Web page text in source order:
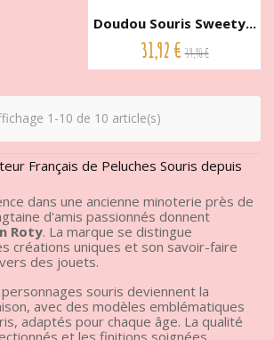
Doudou Souris Sweety...
31,92 € 39,90 €
1-10 de 10 article(s)
Français de Peluches Souris depuis
dans une ancienne minoterie près de
d'amis passionnés donnent
Roty. La marque se distingue
créations uniques et son savoir-faire
des jouets.
souris deviennent la
avec des modèles emblématiques
adaptés pour chaque âge. La qualité
et les finitions soignées